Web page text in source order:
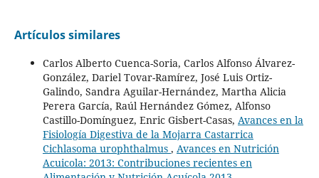
Artículos similares
Carlos Alberto Cuenca-Soria, Carlos Alfonso Álvarez-
González, Dariel Tovar-Ramírez, José Luis Ortiz-
Galindo, Sandra Aguilar-Hernández, Martha Alicia
Perera García, Raúl Hernández Gómez, Alfonso
Castillo-Domínguez, Enric Gisbert-Casas, Avances en la
Fisiología Digestiva de la Mojarra Castarrica
Cichlasoma urophthalmus , Avances en Nutrición
Acuicola: 2013: Contribuciones recientes en